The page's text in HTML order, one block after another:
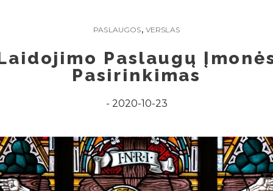
PASLAUGOS, VERSLAS
Paslaugų
Pasirinkimas
2020-10-23